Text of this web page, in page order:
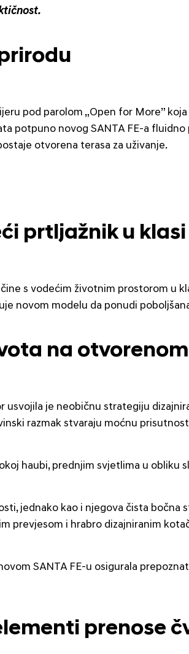
pod parolom „Open for More”
potpuno novog SANTA FE-a
otvorena terasa za uživanje.
prtljažnik u klasi
s vodećim životnim prostorom u
novom modelu da ponudi
na otvorenom
je neobičnu strategiju
razmak stvaraju moćnu
haubi, prednjim svjetlima u obliku
jednako kao i njegova čista
prevjesom i hrabro dizajniranim
SANTA FE-u osigurala
prenose